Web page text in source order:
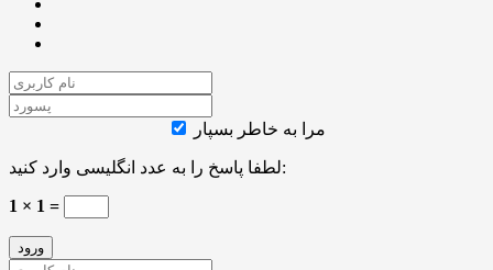
مرا به خاطر بسپار
لطفا پاسخ را به عدد انگلیسی وارد کنید:
1 × 1 =